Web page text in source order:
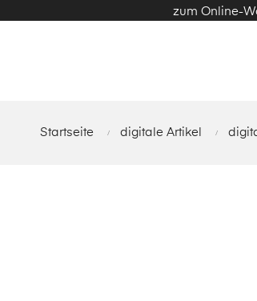
zum Online-
Startseite digitale Artikel